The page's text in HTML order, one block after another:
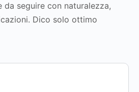
da seguire con naturalezza,
Dico solo ottimo